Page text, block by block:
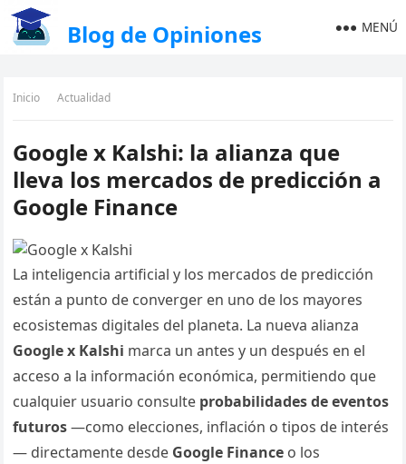
Blog de Opiniones MENÚ
Inicio Actualidad
Google x Kalshi: la alianza que
lleva los mercados de predicción a
Google Finance
La inteligencia artificial y los mercados de predicción
están a punto de converger en uno de los mayores
ecosistemas digitales del planeta. La nueva alianza
Google x Kalshi marca un antes y un después en el
acceso a la información económica, permitiendo que
cualquier usuario consulte probabilidades de eventos
futuros—como elecciones, inflación o tipos de interés
— directamente desde Google Finance o los